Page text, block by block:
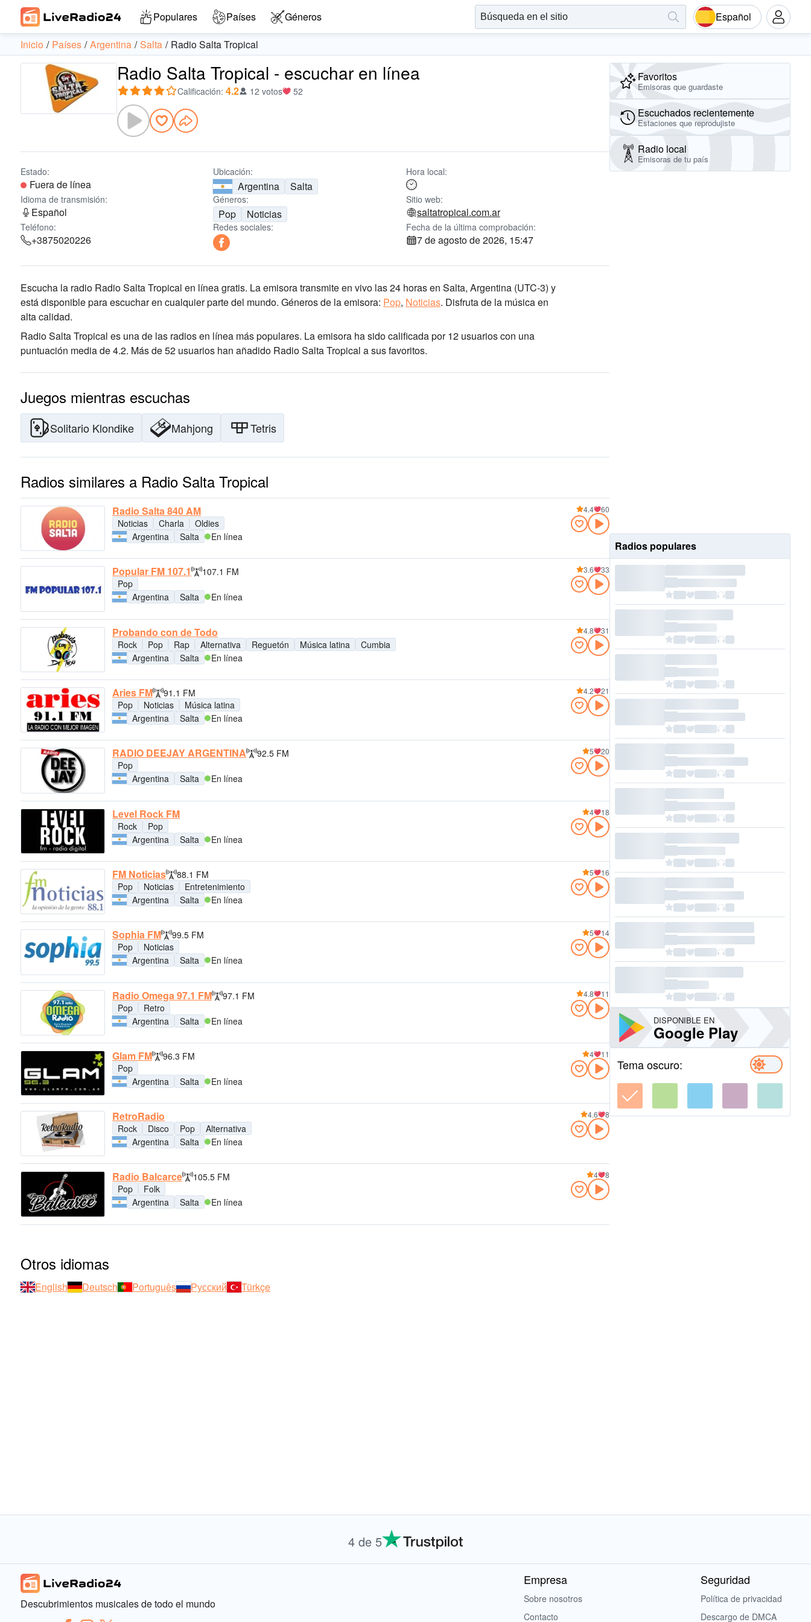
Populares Países Géneros Español
Inicio Países Argentina Salta Radio Salta Tropical
Radio Salta Tropical - escuchar en línea
Calificación: 4.2 12 votos 52
Estado:
Fuera de línea
Ubicación:
Argentina Salta
Hora local:
Idioma de transmisión:
Español
Géneros:
Pop Noticias
Sitio web:
saltatropical.com.ar
Teléfono:
+3875020226
Redes sociales: Fecha de la última comprobación:
7 de agosto de 2026, 15:47
Escucha la radio Radio Salta Tropical en línea gratis. La emisora transmite en vivo las 24 horasen Salta, Argentina (UTC-3) y
está disponible para escuchar en cualquier parte del mundo. Géneros de la emisora: Pop, Noticias. Disfruta de la músicaen
alta calidad.
Radio Salta Tropical es una de las radios en línea más populares. La emisora ha sido calificada por 12 usuarios con una
puntuación media de 4.2. Más de 52 usuarios han añadido Radio Salta Tropical a sus favoritos.
Juegos mientras escuchas
Solitario Klondike Mahjong Tetris
Radios similares a Radio Salta Tropical
Radio Salta 840 AM
Noticias Charla
Oldies
Argentina
Salta En línea
4.4 60
Popular FM 107.1
107.1 FM
Pop
Argentina
Salta En línea
3.6 33
Probando con de Todo
Rock Pop Rap Alternativa Reguetón Música latina
Cumbia
Argentina
Salta En línea
4.8 31
Aries FM
91.1 FM
Pop
Noticias
Música latina
Argentina
Salta En línea
4.2 21
RADIO DEEJAY ARGENTINA
92.5 FM
Pop
Argentina
Salta En línea
5 20
Level Rock FM
Rock
Pop
Argentina
Salta En línea
4 18
FM Noticias
88.1 FM
Pop
Noticias
Entretenimiento
Argentina
Salta En línea
5 16
Sophia FM
99.5 FM
Pop
Noticias
Argentina
Salta En línea
5 14
Radio Omega 97.1 FM
97.1 FM
Pop
Retro
Argentina
Salta En línea
4.8 11
Glam FM
96.3 FM
Pop
Argentina
Salta En línea
4 11
RetroRadio
Rock Disco Pop
Alternativa
Argentina
Salta En línea
4.6 8
Radio Balcarce
105.5 FM
Pop
Folk
Argentina
Salta En línea
4 8
Otros idiomas
English Deutsch Português Русский Türkçe
Favoritos
Emisoras que guardaste
Escuchados recientemente
Estaciones que reprodujiste
Radio local
Emisoras de tu país
Radios populares
DISPONIBLE EN
Google Play
Tema oscuro:
4 de 5
Descubrimientos musicales de todo el mundo
Empresa
Sobre nosotros
Contacto
Seguridad
Política de privacidad
Descargo de DMCA